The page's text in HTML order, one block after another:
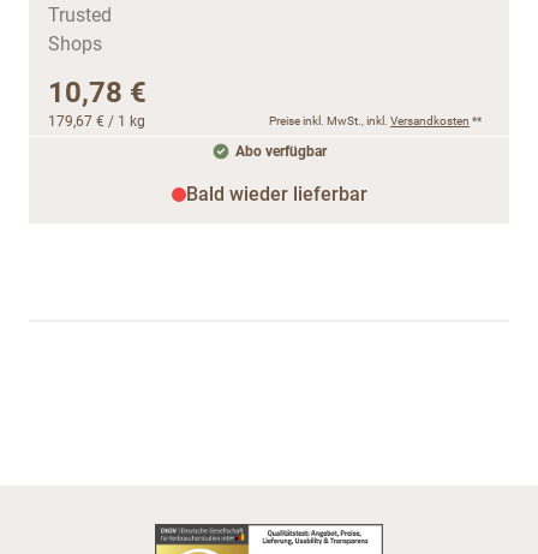
10,78 €
179,67 € / 1 kg Preise inkl. MwSt., inkl. Versandkosten **
Abo verfügbar
Bald wieder lieferbar